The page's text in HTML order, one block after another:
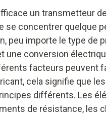
un transmetteur
se concentrer quelque
peu importe le type de
une conversion
facteurs peuvent
cela signifie que
différents. Les
de résistance, les